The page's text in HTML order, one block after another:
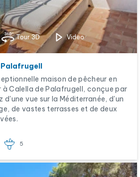
Tour 3D Video
Palafrugell
maison de pêcheur en
à Calella de Palafrugell, conçue par
d'une vue sur la Méditerranée, d'un
de vastes terrasses et de deux
5